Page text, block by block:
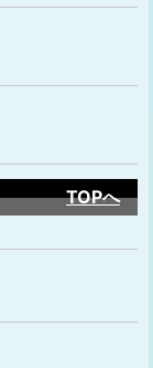
TOPへ